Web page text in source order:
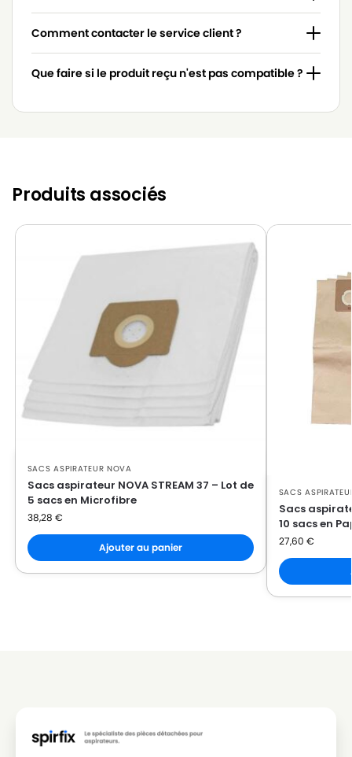
Comment contacter le service client ?
Que faire si le produit reçu n'est pas compatible ?
Produits associés
SACS ASPIRATEUR NOVA
Sacs aspirateur NOVA STREAM 37 – Lot de
5 sacs en Microfibre
38,28 €
Ajouter au panier
SACS
Sacs
10 sacs en
27,60 €